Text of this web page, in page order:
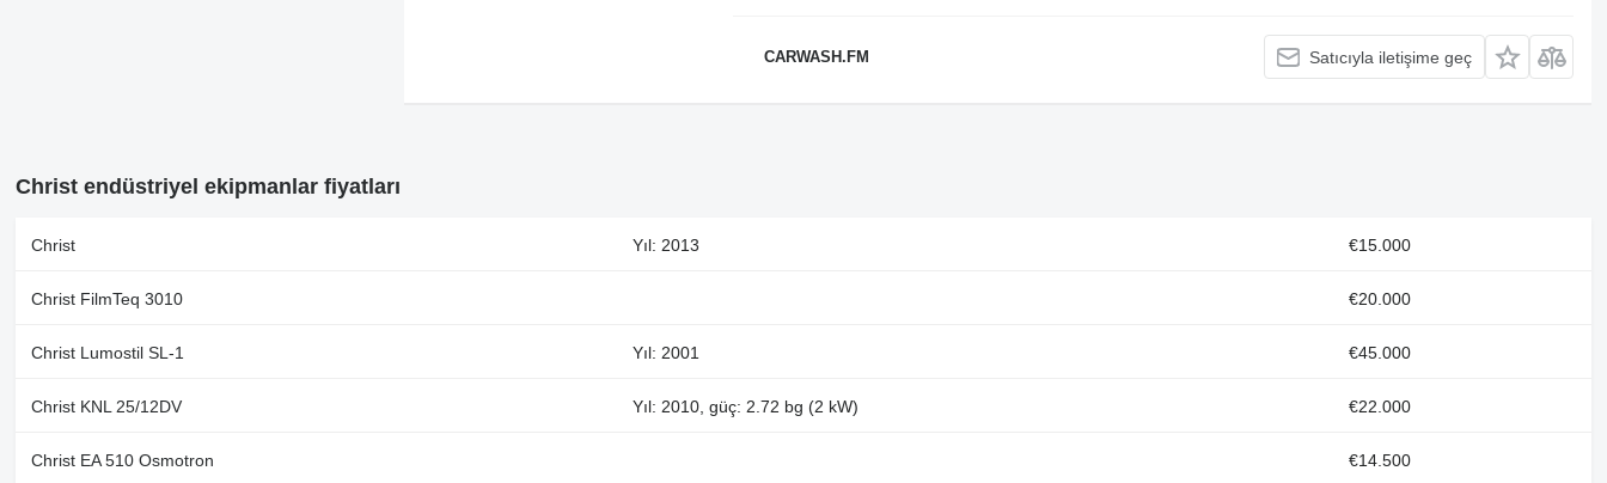
CARWASH.FM Satıcıyla iletişime geç
Christ endüstriyel ekipmanlar fiyatları
Christ Yıl: 2013 €15.000
Christ FilmTeq 3010 €20.000
Christ Lumostil SL-1 Yıl: 2001 €45.000
Christ KNL 25/12DV Yıl: 2010, güç: 2.72 bg (2 kW) €22.000
Christ EA 510 Osmotron €14.500